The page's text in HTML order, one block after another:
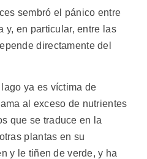
sembró el pánico entre
y, en particular, entre las
directamente del
ya es víctima de
al exceso de nutrientes
que se traduce en la
plantas en su
y le tiñen de verde, y ha